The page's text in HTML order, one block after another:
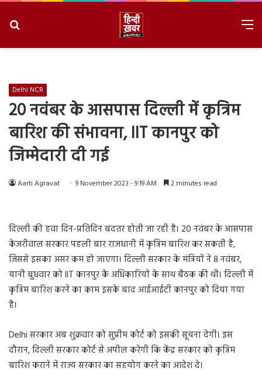
Delhi NCR
20 नवंबर के आसपास दिल्ली में कृत्रिम
बारिश की संभावना, IIT कानपुर को
जिम्मेदारी दी गई
Aarti Agravat 9 November 2023 - 9:19 AM 2 minutes read
दिल्ली की हवा दिन-प्रतिदिन बदतर होती जा रही है। 20 नवंबर के आसपास
केजरीवाल सरकार पहली बार राजधानी में कृत्रिम बारिश कर सकती है,
जिससे इसका असर कम हो जाएगा। दिल्ली सरकार के मंत्रियों ने 8 नवंबर,
यानी बुधवार को IIT कानपुर के अधिकारियों के साथ बैठक की थी। दिल्ली में
कृत्रिम बारिश करने का काम इसके बाद आईआईटी कानपुर को दिया गया
है।
Delhi सरकार अब शुक्रवार को सुप्रीम कोर्ट को इसकी सूचना देगी। इस
दौरान, दिल्ली सरकार कोर्ट से अपील करेगी कि केंद्र सरकार को कृत्रिम
बारिश कराने में राज्य सरकार का सहयोग करने का आदेश दे।